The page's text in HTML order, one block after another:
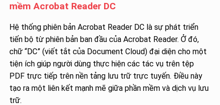
mềm Acrobat Reader DC
Hệ thống phiên bản Acrobat Reader DC là sự phát triển
tiến bộ từ phiên bản ban đầu của Acrobat Reader. Ở đó,
chữ “DC” (viết tắt của Document Cloud) đại diện cho một
tiện ích giúp người dùng thực hiện các tác vụ trên tệp
PDF trực tiếp trên nền tảng lưu trữ trực tuyến. Điều này
tạo ra một liên kết mạnh mẽ giữa phần mềm và dịch vụ lưu
trữ.